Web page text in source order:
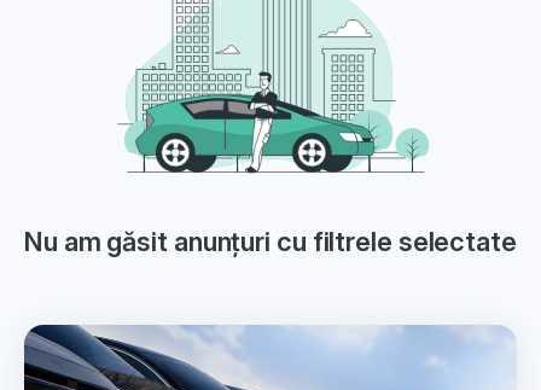
Nu am găsit anunțuri cu filtrele selectate